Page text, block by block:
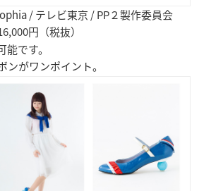
/ テレビ東京 / PP２製作委員会
円（税抜）
です。
がワンポイント。